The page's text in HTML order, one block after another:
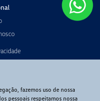
Condutafazemos uso de nossa
pessoais respeitamos nossa